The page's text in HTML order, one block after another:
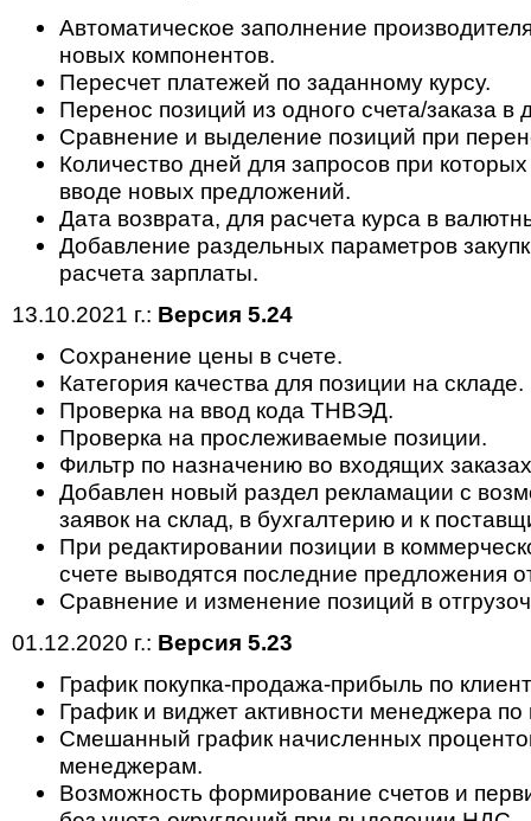
Автоматическое заполнение
новых компонентов.
Пересчет платежей по заданному курсу.
Перенос позиций из одного счета/заказа в
Сравнение и выделение позиций при
Количество дней для запросов при
вводе новых предложений.
Дата возврата, для расчета курса в
Добавление раздельных параметров
расчета зарплаты.
13.10.2021 г.: Версия 5.24
Сохранение цены в счете.
Категория качества для позиции на складе.
Проверка на ввод кода ТНВЭД.
Проверка на прослеживаемые позиции.
Фильтр по назначению во входящих
Добавлен новый раздел рекламации с
заявок на склад, в бухгалтерию и к
При редактировании позиции в
счете выводятся последние предложения
Сравнение и изменение позиций в
01.12.2020 г.: Версия 5.23
График покупка-продажа-прибыль по
График и виджет активности менеджера
Смешанный график начисленных
менеджерам.
Возможность формирование счетов и